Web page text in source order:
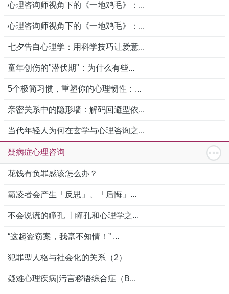
心理咨询师视角下的《一地鸡毛》：...
心理咨询师视角下的《一地鸡毛》：...
七夕告白心理学：用科学技巧让爱意...
童年创伤的"潜伏期"：为什么有些...
5个极简习惯，重塑你的心理韧性：...
亲密关系中的隐形墙：解码回避型依...
当代年轻人为何在玄学与心理咨询之...
疑病症心理咨询
花钱有负罪感该怎么办？
霸凌者会产生「反思」、「后悔」...
不会说谎的瞳孔 丨瞳孔和心理学之...
“这起盗窃案，我毫不知情！” ...
犯罪型人格与社会化的关系（2）
疑难心理疾病|污言秽语综合症（B...